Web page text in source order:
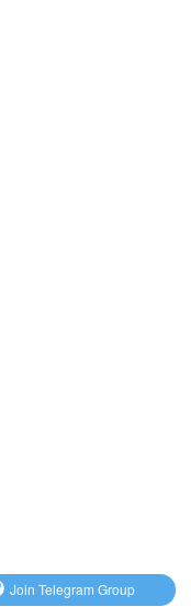
Join Telegram Group